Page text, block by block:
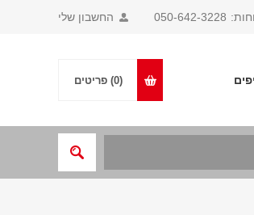
החשבון שלי 050-642-3228
(0) פריטים